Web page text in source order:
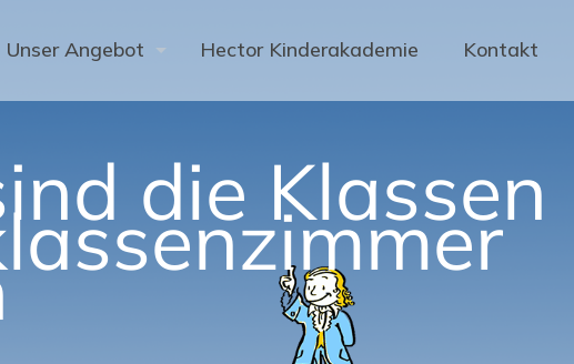
Unser Angebot Hector Kinderakademie Kontakt
die Klassen